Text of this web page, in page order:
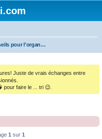
Conseils pour l'organisation de courses & la gestion de club
Juste de vrais échanges entre
pour faire le ... tri 😉.
1 sur 1